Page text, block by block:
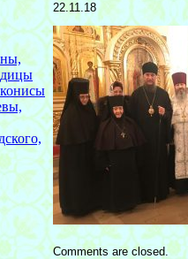
22.11.18
Comments are closed.